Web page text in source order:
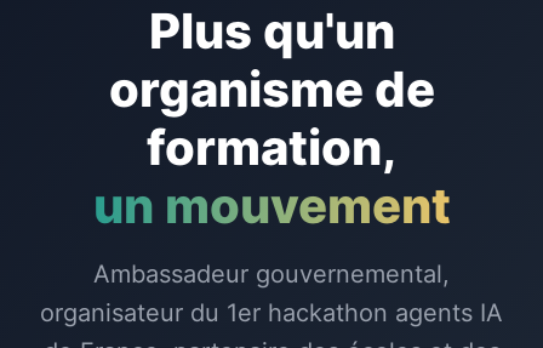
Plus qu'un
organisme de
formation,
un mouvement
Ambassadeur gouvernemental,
organisateur du 1er hackathon agents IA